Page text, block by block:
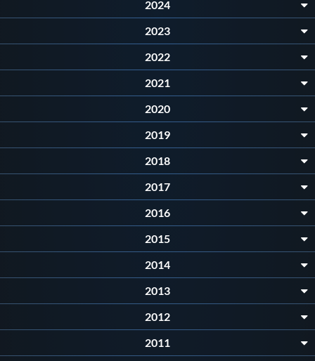
Videogallery
Contatti
2024
2023
2022
2021
2020
2019
2018
2017
2016
2015
2014
2013
2012
2011